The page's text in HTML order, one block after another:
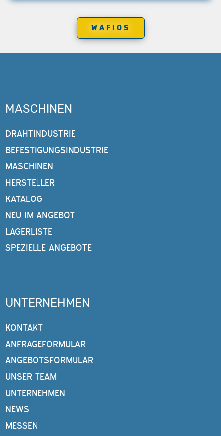
WAFIOS
MASCHINEN
DRAHTINDUSTRIE
BEFESTIGUNGSINDUSTRIE
MASCHINEN
HERSTELLER
KATALOG
NEU IM ANGEBOT
LAGERLISTE
SPEZIELLE ANGEBOTE
UNTERNEHMEN
KONTAKT
ANFRAGEFORMULAR
ANGEBOTSFORMULAR
UNSER TEAM
UNTERNEHMEN
NEWS
MESSEN